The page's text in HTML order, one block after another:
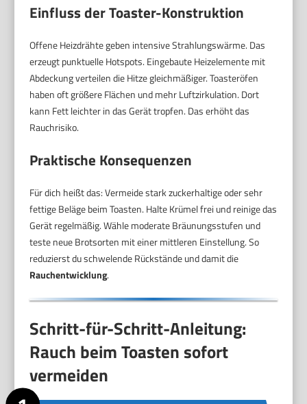
Einfluss der Toaster-Konstruktion
Offene Heizdrähte geben intensive Strahlungswärme. Das
erzeugt punktuelle Hotspots. Eingebaute Heizelemente mit
Abdeckung verteilen die Hitze gleichmäßiger. Toasteröfen
haben oft größere Flächen und mehr Luftzirkulation. Dort
kann Fett leichter in das Gerät tropfen. Das erhöht das
Rauchrisiko.
Praktische Konsequenzen
Für dich heißt das: Vermeide stark zuckerhaltige oder sehr
fettige Beläge beim Toasten. Halte Krümel frei und reinige das
Gerät regelmäßig. Wähle moderate Bräunungsstufen und
teste neue Brotsorten mit einer mittleren Einstellung. So
reduzierst du schwelende Rückstände und damit die
Rauchentwicklung.
Schritt-für-Schritt-Anleitung:
Rauch beim Toasten sofort
vermeiden